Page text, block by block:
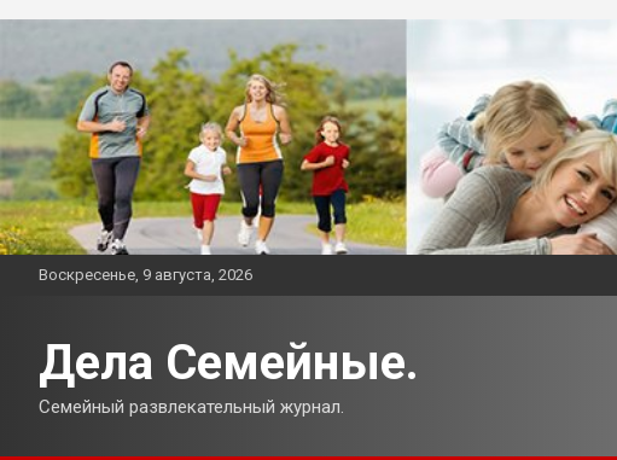
содержимому
Воскресенье, 9 августа, 2026
Дела Семейные.
Семейный развлекательный журнал.